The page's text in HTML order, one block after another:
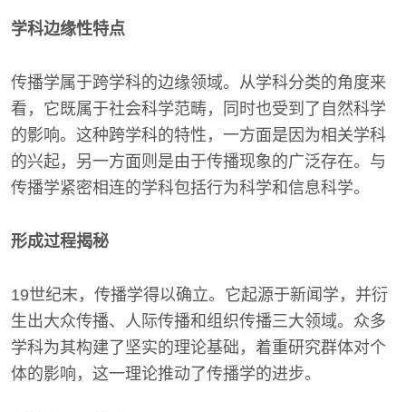
学科边缘性特点
传播学属于跨学科的边缘领域。从学科分类的角度来
看，它既属于社会科学范畴，同时也受到了自然科学
的影响。这种跨学科的特性，一方面是因为相关学科
的兴起，另一方面则是由于传播现象的广泛存在。与
传播学紧密相连的学科包括行为科学和信息科学。
形成过程揭秘
19世纪末，传播学得以确立。它起源于新闻学，并衍
生出大众传播、人际传播和组织传播三大领域。众多
学科为其构建了坚实的理论基础，着重研究群体对个
体的影响，这一理论推动了传播学的进步。